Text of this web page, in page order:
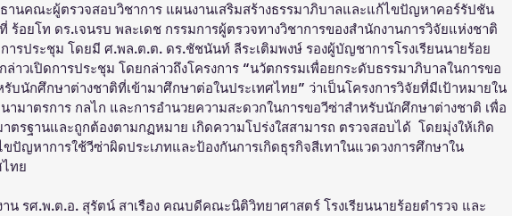
านคณะผู้ตรวจสอบวิชาการ แผนงานเสริมสร้างธรรมาภิบาลและแก้ไขปัญหาคอร์รัปชัน
ร้อยโท ดร.เจนรบ พละเดช กรรมการผู้ตรวจทางวิชาการของสำนักงานการวิจัยแห่งชาติ
การประชุม โดยมี ศ.พล.ต.ต. ดร.ชัชนันท์ ลีระเติมพงษ์ รองผู้บัญชาการโรงเรียนนายร้อย
ล่าวเปิดการประชุม โดยกล่าวถึงโครงการ “นวัตกรรมเพื่อยกระดับธรรมาภิบาลในการขอ
รับนักศึกษาต่างชาติที่เข้ามาศึกษาต่อในประเทศไทย” ว่าเป็นโครงการวิจัยที่มีเป้าหมายใน
ามาตรการ กลไก และการอำนวยความสะดวกในการขอวีซ่าสำหรับนักศึกษาต่างชาติ เพื่อ
าตรฐานและถูกต้องตามกฏหมาย เกิดความโปร่งใสสามารถ ตรวจสอบได้  โดยมุ่งให้เกิด
ขปัญหาการใช้วีซ่าผิดประเภทและป้องกันการเกิดธุรกิจสีเทาในแวดวงการศึกษาใน
ทย
าน รศ.พ.ต.อ. สุรัตน์ สาเรือง คณบดีคณะนิติวิทยาศาสตร์ โรงเรียนนายร้อยตำรวจ และ